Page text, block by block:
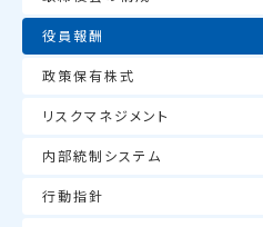
役員報酬
政策保有株式
リスクマネジメント
内部統制システム
行動指針